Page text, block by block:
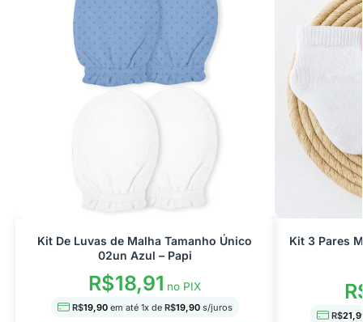
Kit De Luvas de Malha Tamanho Único
02un Azul – Papi
R$18,91 no PIX
R$19,90 em até 1x de R$19,90s/juros
Kit 3 Pares
R$